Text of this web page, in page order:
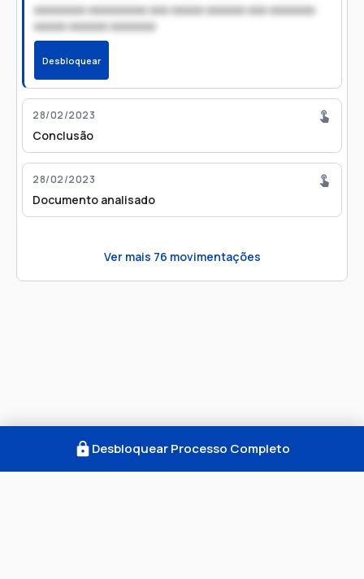
xxxxxxxx xxxxxxxxx xxx xxxxx xxxxxx xxx xxxxxxx
xxxxx xxxxxx xxxxxxx
Desbloquear
28/02/2023
Conclusão
28/02/2023
Documento analisado
Ver mais 76 movimentações
Desbloquear Processo Completo